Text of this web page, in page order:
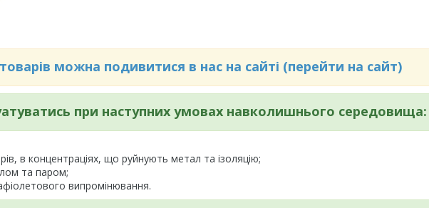
можна подивитися в нас на сайті (перейти на сайт)
при наступних умовах навколишнього середовища:
в концентраціях, що руйнують метал та ізоляцію;
та паром;
випромінювання.